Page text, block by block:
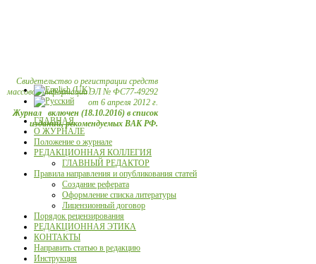
Свидетельство о регистрации средств
массовой информации ЭЛ № ФС77-49292
от 6 апреля 2012 г.
Журнал включен (18.10.2016) в список
изданий, рекомендуемых ВАК РФ.
ГЛАВНАЯ
О ЖУРНАЛЕ
Положение о журнале
РЕДАКЦИОННАЯ КОЛЛЕГИЯ
ГЛАВНЫЙ РЕДАКТОР
Правила направления и опубликования статей
Создание реферата
Оформление списка литературы
Лицензионный договор
Порядок рецензирования
РЕДАКЦИОННАЯ ЭТИКА
КОНТАКТЫ
Направить статью в редакцию
Инструкция